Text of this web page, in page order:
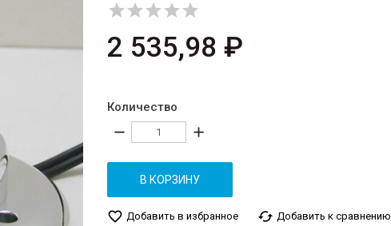

2 535,98 ₽
Количество
remove add
В КОРЗИНУ
favorite_border Добавить в избранное cached Добавить к сравнению